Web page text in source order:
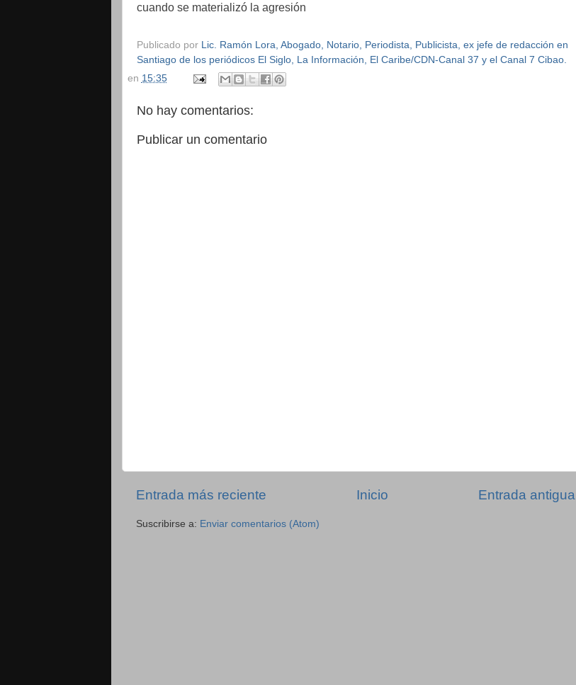
cuando se materializó la agresión
Publicado por Lic. Ramón Lora, Abogado, Notario, Periodista, Publicista, ex jefe de redacción en
Santiago de los periódicos El Siglo, La Información, El Caribe/CDN-Canal 37 y el Canal 7 Cibao.
en 15:35
No hay comentarios:
Publicar un comentario
Entrada más reciente Entrada antigua
Inicio
Suscribirse a: Enviar comentarios (Atom)